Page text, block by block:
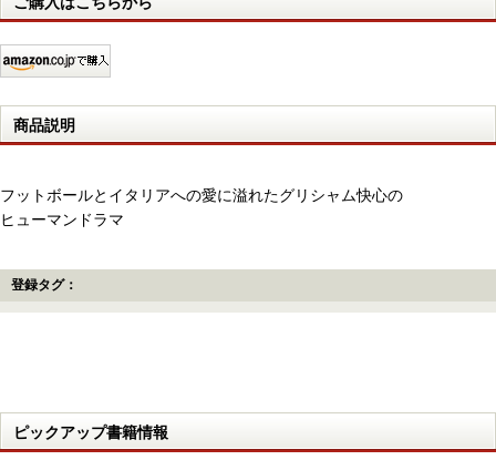
商品説明
フットボールとイタリアへの愛に溢れたグリシャム快心の
ヒューマンドラマ
登録タグ：
ピックアップ書籍情報